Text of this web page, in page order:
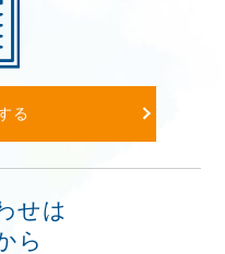
る
せは
ら